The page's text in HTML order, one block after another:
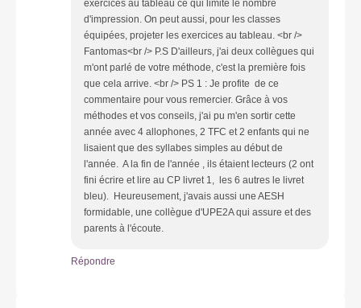
exercices au tableau ce qui limite le nombre
d'impression. On peut aussi, pour les classes
équipées, projeter les exercices au tableau. <br />
Fantomas<br /> P.S D'ailleurs, j'ai deux collègues qui
m'ont parlé de votre méthode, c'est la première fois
que cela arrive. <br /> PS 1 : Je profite de ce
commentaire pour vous remercier. Grâce à vos
méthodes et vos conseils, j'ai pu m'en sortir cette
année avec 4 allophones, 2 TFC et 2 enfants qui ne
lisaient que des syllabes simples au début de
l'année. A la fin de l'année , ils étaient lecteurs (2 ont
fini écrire et lire au CP livret 1, les 6 autres le livret
bleu). Heureusement, j'avais aussi une AESH
formidable, une collègue d'UPE2A qui assure et des
parents à l'écoute.
Répondre